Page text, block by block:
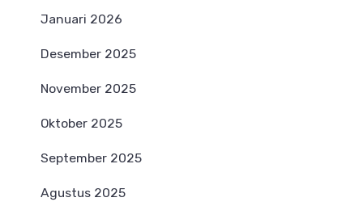
Januari 2026
Desember 2025
November 2025
Oktober 2025
September 2025
Agustus 2025